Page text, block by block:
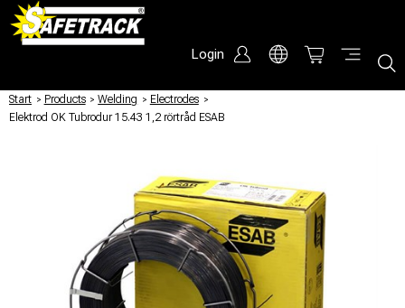
Login
Start / Products / Welding / Electrodes /
Elektrod OK Tubrodur 15.43 1,2 rörtråd ESAB